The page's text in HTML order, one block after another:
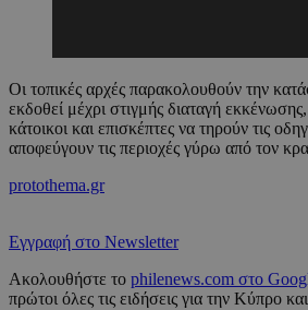
Οι τοπικές αρχές παρακολουθούν την
εκδοθεί μέχρι στιγμής διαταγή
κάτοικοι και επισκέπτες να τηρούν τις
αποφεύγουν τις περιοχές γύρω από τον
protothema.gr
Εγγραφή στο Newsletter
Ακολουθήστε το philenews.com στο
πρώτοι όλες τις ειδήσεις για την Κύπρο